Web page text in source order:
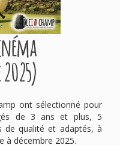
ont sélectionné pour
de 3 ans et plus, 5
de qualité et adaptés, à
à décembre 2025.